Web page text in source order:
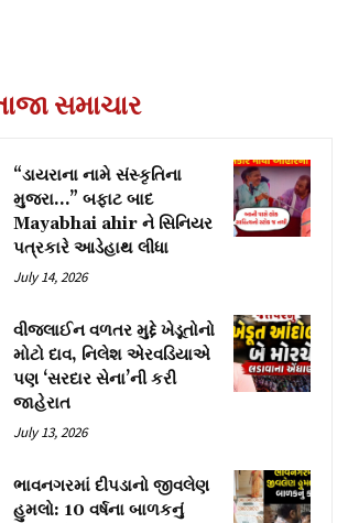
સમાચાર
“ડાયરાના નામે સંસ્કૃતિના
મુજરા…” બફાટ બાદ
Mayabhai ahir ને સિનિયર
પત્રકારે આડેહાથ લીધા
July 14, 2026
વીજલાઈન વળતર મુદ્દે ખેડૂતોનો
મોટો દાવ, નિલેશ એરવડિયાએ
પણ ‘સરદાર સેના’ની કરી
જાહેરાત
July 13, 2026
ભાવનગરમાં દીપડાનો જીવલેણ
હુમલો: 10 વર્ષના બાળકનું